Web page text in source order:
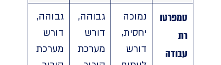
טמפרטו
נמוכה
יחסית,
דורש
גבוהה,
דורש
מערכת
גבוהה,
דורש
מערכת